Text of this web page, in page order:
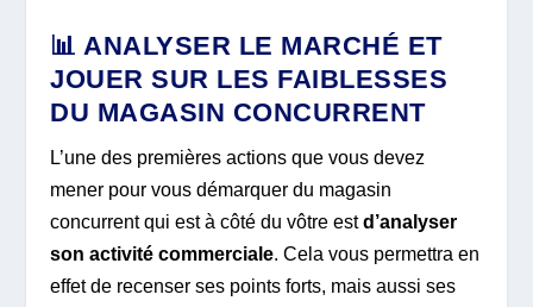
📊 ANALYSER LE MARCHÉ ET
JOUER SUR LES FAIBLESSES
DU MAGASIN CONCURRENT
L’une des premières actions que vous devez
mener pour vous démarquer du magasin
concurrent qui est à côté du vôtre estd’analyser
son activité commerciale. Cela vous permettra en
effet de recenser ses points forts, mais aussi ses